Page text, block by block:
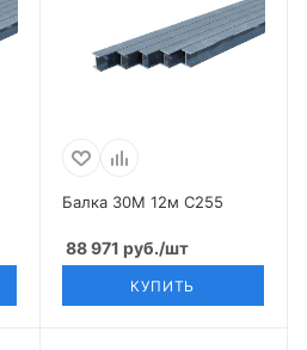
Балка 30М 12м С255
88 971 руб./шт
КУПИТЬ